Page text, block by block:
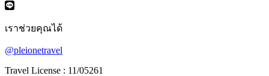
เราช่วยคุณได้
@pleionetravel
Travel License : 11/05261